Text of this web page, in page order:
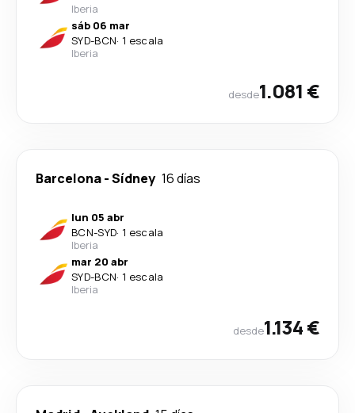
Iberia
sáb 06 mar
SYD-BCN· 1 escala
Iberia
desde1.081 €
Barcelona-Sídney 16 días
lun 05 abr
BCN-SYD· 1 escala
Iberia
mar 20 abr
SYD-BCN· 1 escala
Iberia
desde1.134 €